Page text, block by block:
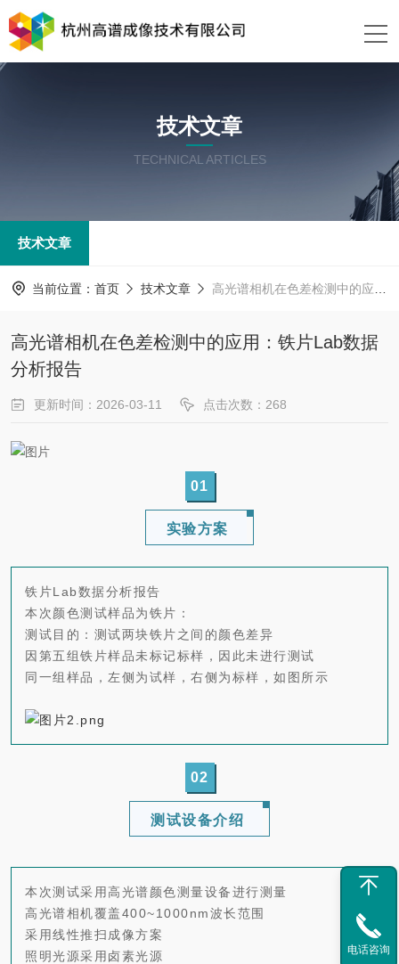
技术文章
TECHNICAL ARTICLES
技术文章
当前位置： 首页 技术文章 高光谱相机在色差检测中的应用：铁片Lab数据分析报告
高光谱相机在色差检测中的应用：铁片Lab数据
分析报告
更新时间：2026-03-11 点击次数：268
01
实验方案
铁片Lab数据分析报告
本次颜色测试样品为铁片：
测试目的：测试两块铁片之间的颜色差异
因第五组铁片样品未标记标样，因此未进行测试
同一组样品，左侧为试样，右侧为标样，如图所示
02
测试设备介绍
本次测试采用高光谱颜色测量设备进行测量
高光谱相机覆盖400~1000nm波长范围
采用线性推扫成像方案
照明光源采用卤素光源
电话咨询